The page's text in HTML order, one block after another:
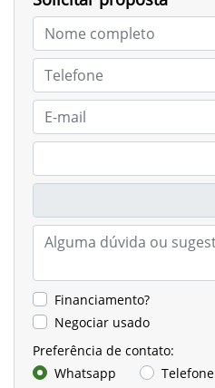
Financiamento?
Negociar usado
Preferência de contato:
Whatsapp
Telefone